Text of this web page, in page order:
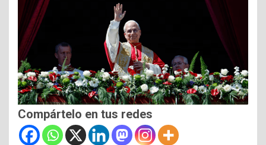
Compártelo en tus redes